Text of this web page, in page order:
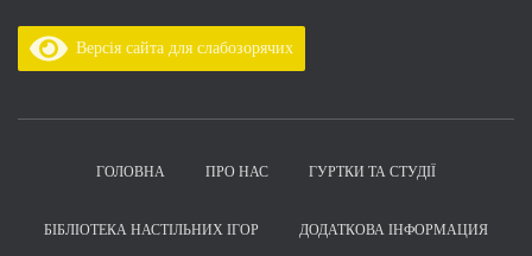
Версія сайта для слабозорячих
ГОЛОВНА ПРО НАС ГУРТКИ ТА СТУДІЇ
БІБЛІОТЕКА НАСТІЛЬНИХ ІГОР ДОДАТКОВА ІНФОРМАЦИЯ